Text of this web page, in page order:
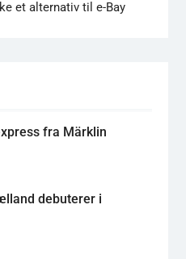
et alternativ til e-Bay
fra Märklin
debuterer i